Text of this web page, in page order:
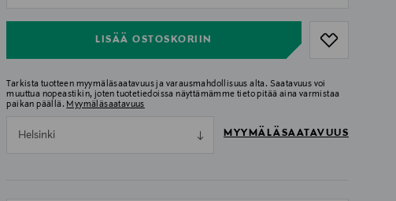
LISÄÄ OSTOSKORIIN
Tarkista tuotteen myymäläsaatavuus ja varausmahdollisuus alta. Saatavuus voi
muuttua nopeastikin, joten tuotetiedoissa näyttämämme tieto pitää aina varmistaa
paikan päällä. Myymäläsaatavuus
Helsinki MYYMÄLÄSAATAVUUS